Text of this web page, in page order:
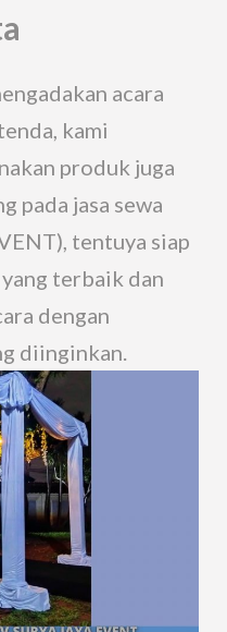
acara
kami
produk juga
pada jasa sewa
tentuya siap
terbaik dan
dengan
diinginkan.